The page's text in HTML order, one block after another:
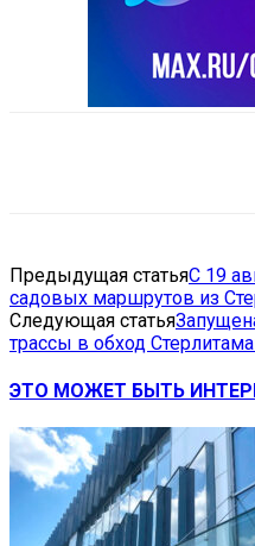
Предыдущая статьяС 19
садовых маршрутов из
Следующая статья
трассы в обход
ЭТО МОЖЕТ БЫТЬ